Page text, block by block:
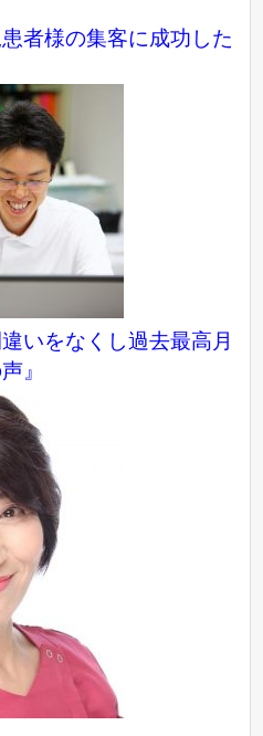
者様の集客に成功した
いをなくし過去最高月
』